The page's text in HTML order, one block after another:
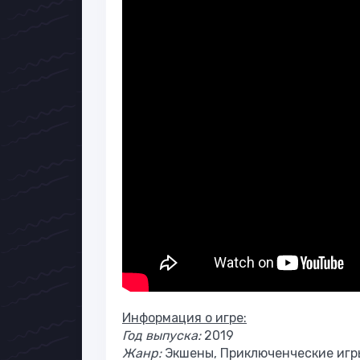
Информация о игре:
Год выпуска:2019
Жанр:Экшены, Приключенческие